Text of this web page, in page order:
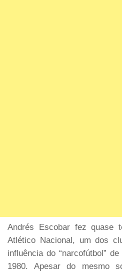
Andrés Escobar fez quase
Atlético Nacional, um dos
influência do “narcofútbol”
1980. Apesar do mesmo